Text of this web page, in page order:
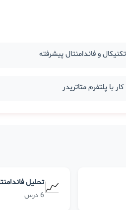
و فاندامنتال پیشرفته
با پلتفرم متاتریدر
📈تحلیل
6 درس